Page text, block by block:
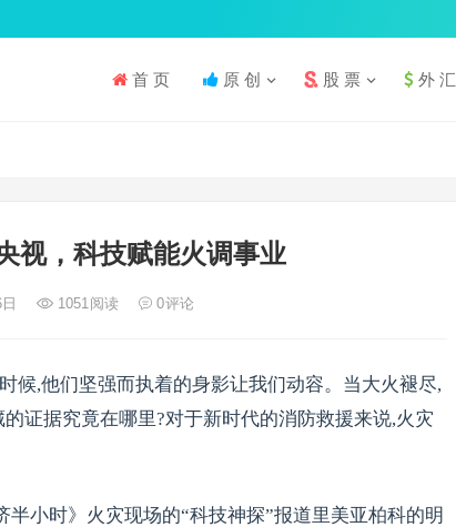
首 页 原 创 股 票 外 汇
视，科技赋能火调事业
1051阅读 0评论
候,他们坚强而执着的身影让我们动容。当大火褪尽,
证据究竟在哪里?对于新时代的消防救援来说,火灾
小时》火灾现场的“科技神探”报道里美亚柏科的明